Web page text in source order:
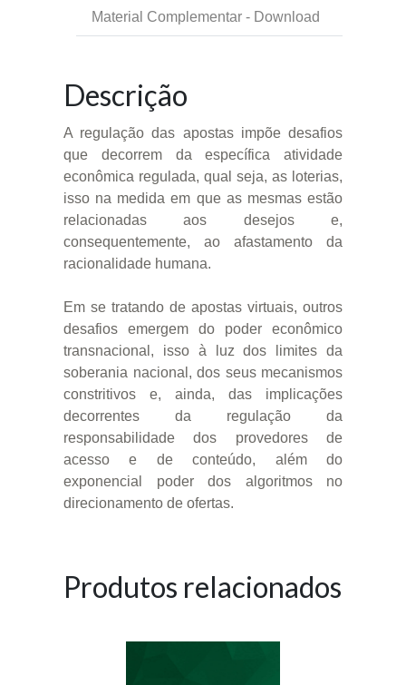
Material Complementar - Download
Descrição
A regulação das apostas impõe desafios
que decorrem da específica atividade
econômica regulada, qual seja, as loterias,
isso na medida em que as mesmas estão
relacionadas aos desejos e,
consequentemente, ao afastamento da
racionalidade humana.
Em se tratando de apostas virtuais, outros
desafios emergem do poder econômico
transnacional, isso à luz dos limites da
soberania nacional, dos seus mecanismos
constritivos e, ainda, das implicações
decorrentes da regulação da
responsabilidade dos provedores de
acesso e de conteúdo, além do
exponencial poder dos algoritmos no
direcionamento de ofertas.
Produtos relacionados